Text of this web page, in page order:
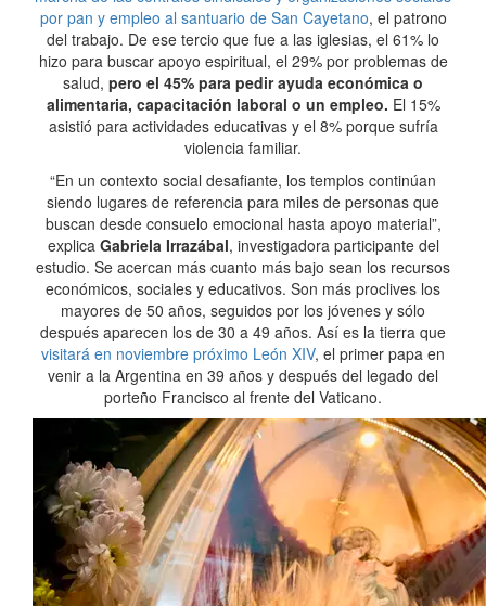
por pan y empleo al santuario de San Cayetano, el patrono
del trabajo. De ese tercio que fue a las iglesias, el 61% lo
hizo para buscar apoyo espiritual, el 29% por problemas de
salud, pero el 45% para pedir ayuda económica o
alimentaria, capacitación laboral o un empleo. El 15%
asistió para actividades educativas y el 8% porque sufría
violencia familiar.
“En un contexto social desafiante, los templos continúan
siendo lugares de referencia para miles de personas que
buscan desde consuelo emocional hasta apoyo material”,
explica Gabriela Irrazábal, investigadora participante del
estudio. Se acercan más cuanto más bajo sean los recursos
económicos, sociales y educativos. Son más proclives los
mayores de 50 años, seguidos por los jóvenes y sólo
después aparecen los de 30 a 49 años. Así es la tierra que
visitará en noviembre próximo León XIV, el primer papa en
venir a la Argentina en 39 años y después del legado del
porteño Francisco al frente del Vaticano.